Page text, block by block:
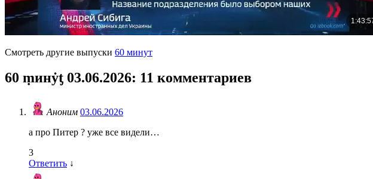
Смотреть другие выпуски 60 минут
60 ṃинẏƫ 03.06.2026: 11 комментариев
Аноним 03.06.2026
а про Питер ? уже все видели…
3
Ответить ↓